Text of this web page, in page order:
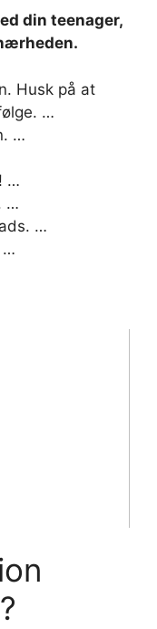
din teenager,
Husk på at
…
…
…
…
…
…